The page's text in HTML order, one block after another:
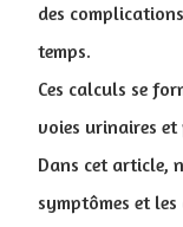
des
temps.
Ces calculs se
voies urinaires
Dans cet article,
symptômes et